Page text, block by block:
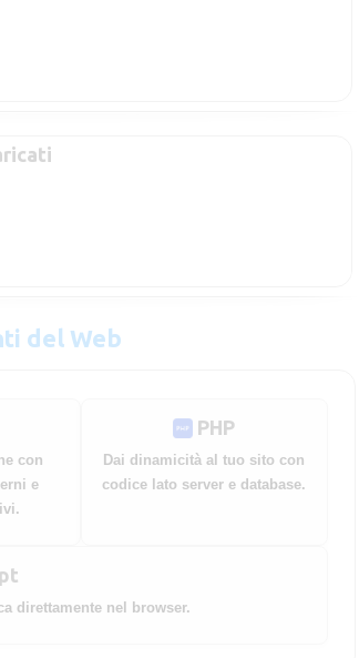
del Web
con
e
PHP
Dai dinamicità al tuo sito con
codice lato server e database.
direttamente nel browser.